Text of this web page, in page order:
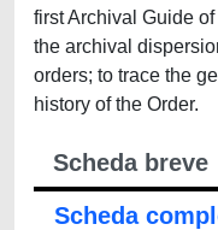
first Archival Guide
the archival
orders; to trace the
history of the Order.
Scheda breve
Scheda